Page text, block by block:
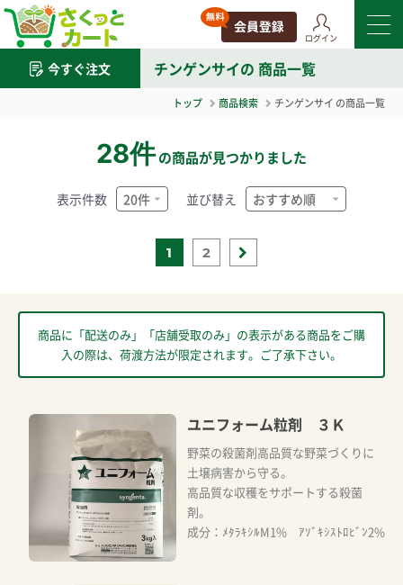
ログイン
今すぐ注文 チンゲンサイの 商品一覧
トップ 商品検索 チンゲンサイ の商品一覧
28件の商品が見つかりました
1 2
表示件数 並び替え
商品に「配送のみ」「店舗受取のみ」の表示がある商品をご購
入の際は、荷渡方法が限定されます。ご了承下さい。
ユニフォーム粒剤 ３Ｋ
野菜の殺菌剤高品質な野菜づくりに
土壌病害から守る。
高品質な収穫をサポートする殺菌
剤。
成分：ﾒﾀﾗｷｼﾙM1% ｱｿﾞｷｼｽﾄﾛﾋﾞﾝ2%